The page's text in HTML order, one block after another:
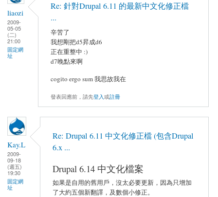
liaozi
2009-
05-05
(二)
21:00
固定網
址
Re: 針對Drupal 6.11 的最新中文化修正檔
...
辛苦了
我想剛把d5昇成d6
正在重整中 :)
d7晚點來啊
cogito ergo sum 我思故我在
發表回應前，請先登入或註冊
Kay.L
2009-
09-18
(週五)
19:30
固定網
址
Re: Drupal 6.11 中文化修正檔 (包含Drupal
6.x ...
Drupal 6.14 中文化檔案
如果是自用的舊用戶，沒太必要更新，因為只增加
了大約五個新翻譯，及數個小修正。